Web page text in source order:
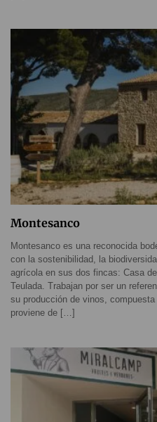
Montesanco
Montesanco es una reconocida
con la sostenibilidad, la
agrícola en sus dos fincas: Casa
Teulada. Trabajan por ser un
su producción de vinos,
proviene de […]